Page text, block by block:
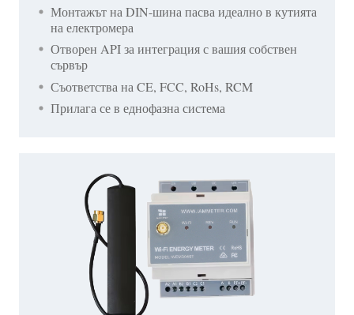
Монтажът на DIN-шина пасва идеално в кутията
на електромера
Отворен API за интеграция с вашия собствен
сървър
Съответства на CE, FCC, RoHs, RCM
Прилага се в еднофазна система